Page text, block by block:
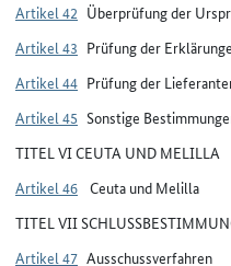
Artikel 42 Überprüfung der
Artikel 43 Prüfung der
Artikel 44 Prüfung der
Artikel 45 Sonstige
TITEL VI CEUTA UND MELILLA
Artikel 46 Ceuta und Melilla
TITEL VII
Artikel 47 Ausschussverfahren